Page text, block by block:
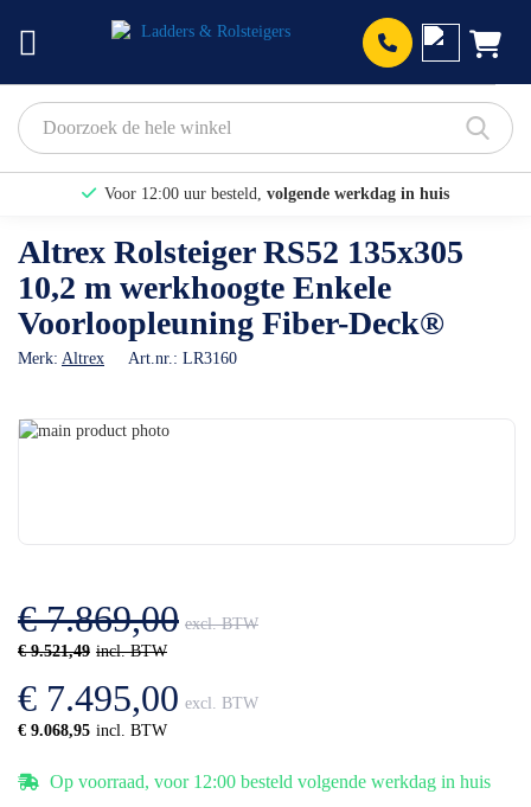
Voor 12:00 uur besteld, volgende werkdag in huis
Bekijk hier onze Actiepagina
Binnen 1 dag een gratis offerte
Altrex Rolsteiger RS52 135x305
10,2 m werkhoogte Enkele
Voorloopleuning Fiber-Deck®
Merk: Altrex Art.nr.: LR3160
Ga
gallerij
€ 9.521,49
€ 7.869,00
€ 9.068,95
€ 7.495,00
Op voorraad, voor 12:00 besteld volgende werkdag in huis